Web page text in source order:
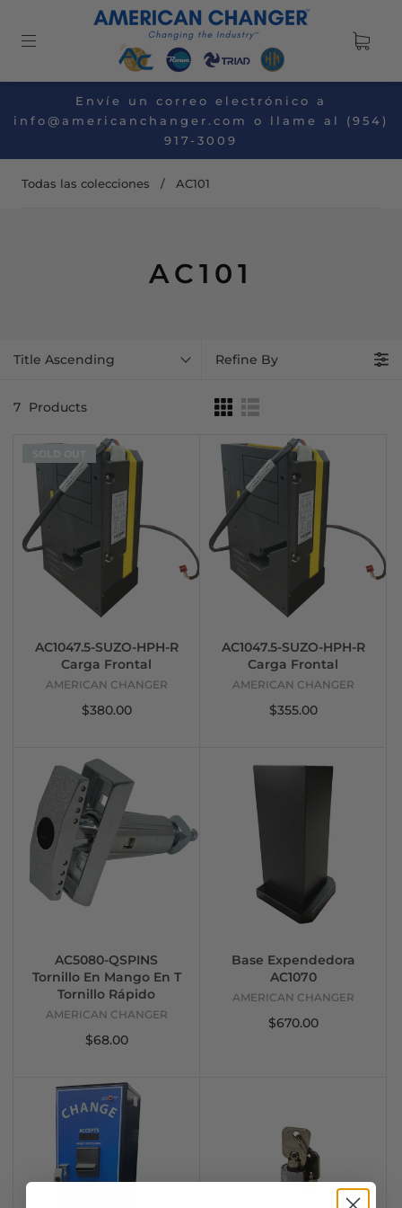
Envíe un correo electrónico a
info@americanchanger.com o llame al (954)
917-3009
Todas las colecciones / AC101
AC101
Title Ascending Refine By
7 Products
AC1047.5-SUZO-HPH-R
Carga Frontal
AMERICAN CHANGER
$380.00
AC1047.5-SUZO-HPH-R
Carga Frontal
AMERICAN CHANGER
$355.00
AC5080-QSPINS
Tornillo En Mango En T
Tornillo Rápido
AMERICAN CHANGER
$68.00
Base Expendedora
AC1070
AMERICAN CHANGER
$670.00